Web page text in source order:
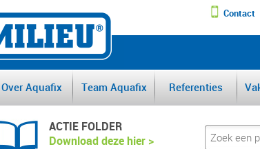
Contact
DE
Over Aquafix Team Aquafix Referenties
ACTIE FOLDER
Download deze hier >